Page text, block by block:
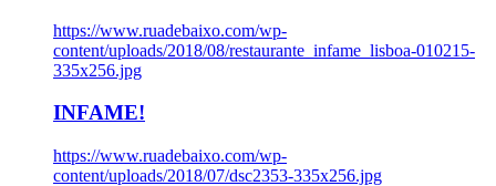
https://www.ruadebaixo.com/wp-
content/uploads/2018/08/restaurante_infame_lisboa-010215-
335x256.jpg
INFAME!
https://www.ruadebaixo.com/wp-
content/uploads/2018/07/dsc2353-335x256.jpg